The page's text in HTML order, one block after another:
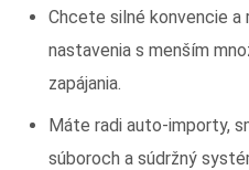
Chcete silné konvencie a
nastavenia s menším
zapájania.
Máte radi auto-importy,
súboroch a súdržný